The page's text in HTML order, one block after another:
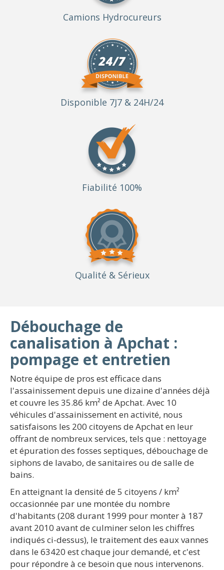
Camions Hydrocureurs
Disponible 7J7 & 24H/24
Fiabilité 100%
Qualité & Sérieux
Débouchage de
canalisation à Apchat :
pompage et entretien
Notre équipe de pros est efficace dans
l'assainissement depuis une dizaine d'années déjà
et couvre les 35.86 km² de Apchat. Avec 10
véhicules d'assainissement en activité, nous
satisfaisons les 200 citoyens de Apchat en leur
offrant de nombreux services, tels que : nettoyage
et épuration des fosses septiques, débouchage de
siphons de lavabo, de sanitaires ou de salle de
bains.
En atteignant la densité de 5 citoyens / km²
occasionnée par une montée du nombre
d'habitants (208 durant 1999 pour monter à 187
avant 2010 avant de culminer selon les chiffres
indiqués ci-dessus), le traitement des eaux vannes
dans le 63420 est chaque jour demandé, et c'est
pour répondre à ce besoin que nous intervenons.